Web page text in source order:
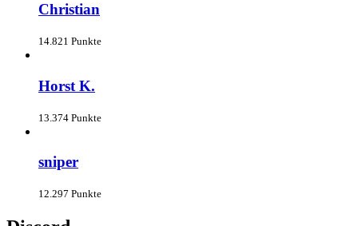
Christian
14.821 Punkte
Horst K.
13.374 Punkte
sniper
12.297 Punkte